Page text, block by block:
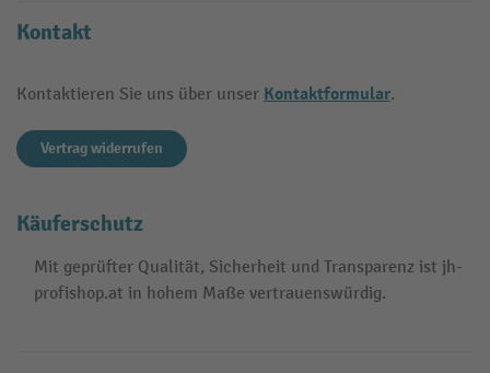
Kontakt
Kontaktieren Sie uns über unser Kontaktformular.
Vertrag widerrufen
Käuferschutz
Mit geprüfter Qualität, Sicherheit und Transparenz ist jh-
profishop.at in hohem Maße vertrauenswürdig.